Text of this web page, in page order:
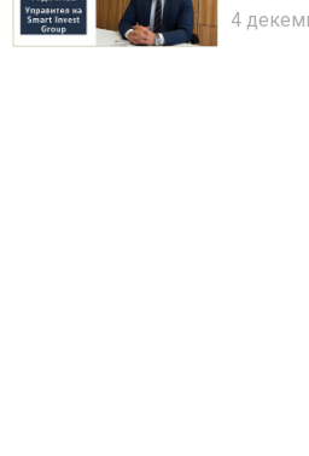
4